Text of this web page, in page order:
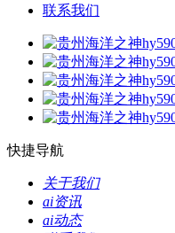
联系我们
快捷导航
关于我们
ai资讯
ai动态